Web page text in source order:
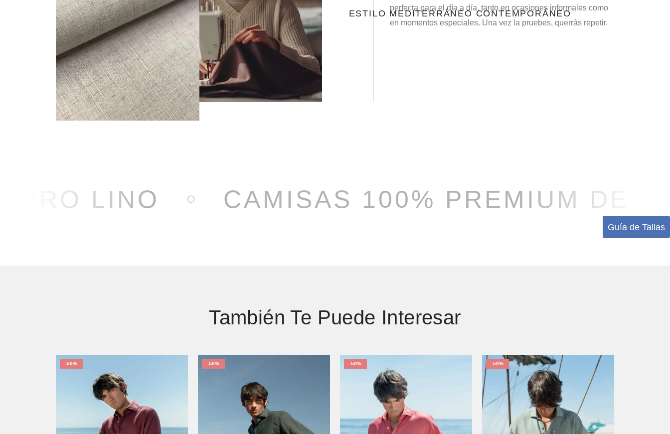
ESTILO MEDITERRÁNEO CONTEMPORÁNEO
perfecta para el día a día, tanto en ocasiones informales como
en momentos especiales. Una vez la pruebes, querrás repetir.
PURO LINO CAMISAS 100% PREMIUM DE
También Te Puede Interesar
-50% -50% -50% -50%
Guía de Tallas